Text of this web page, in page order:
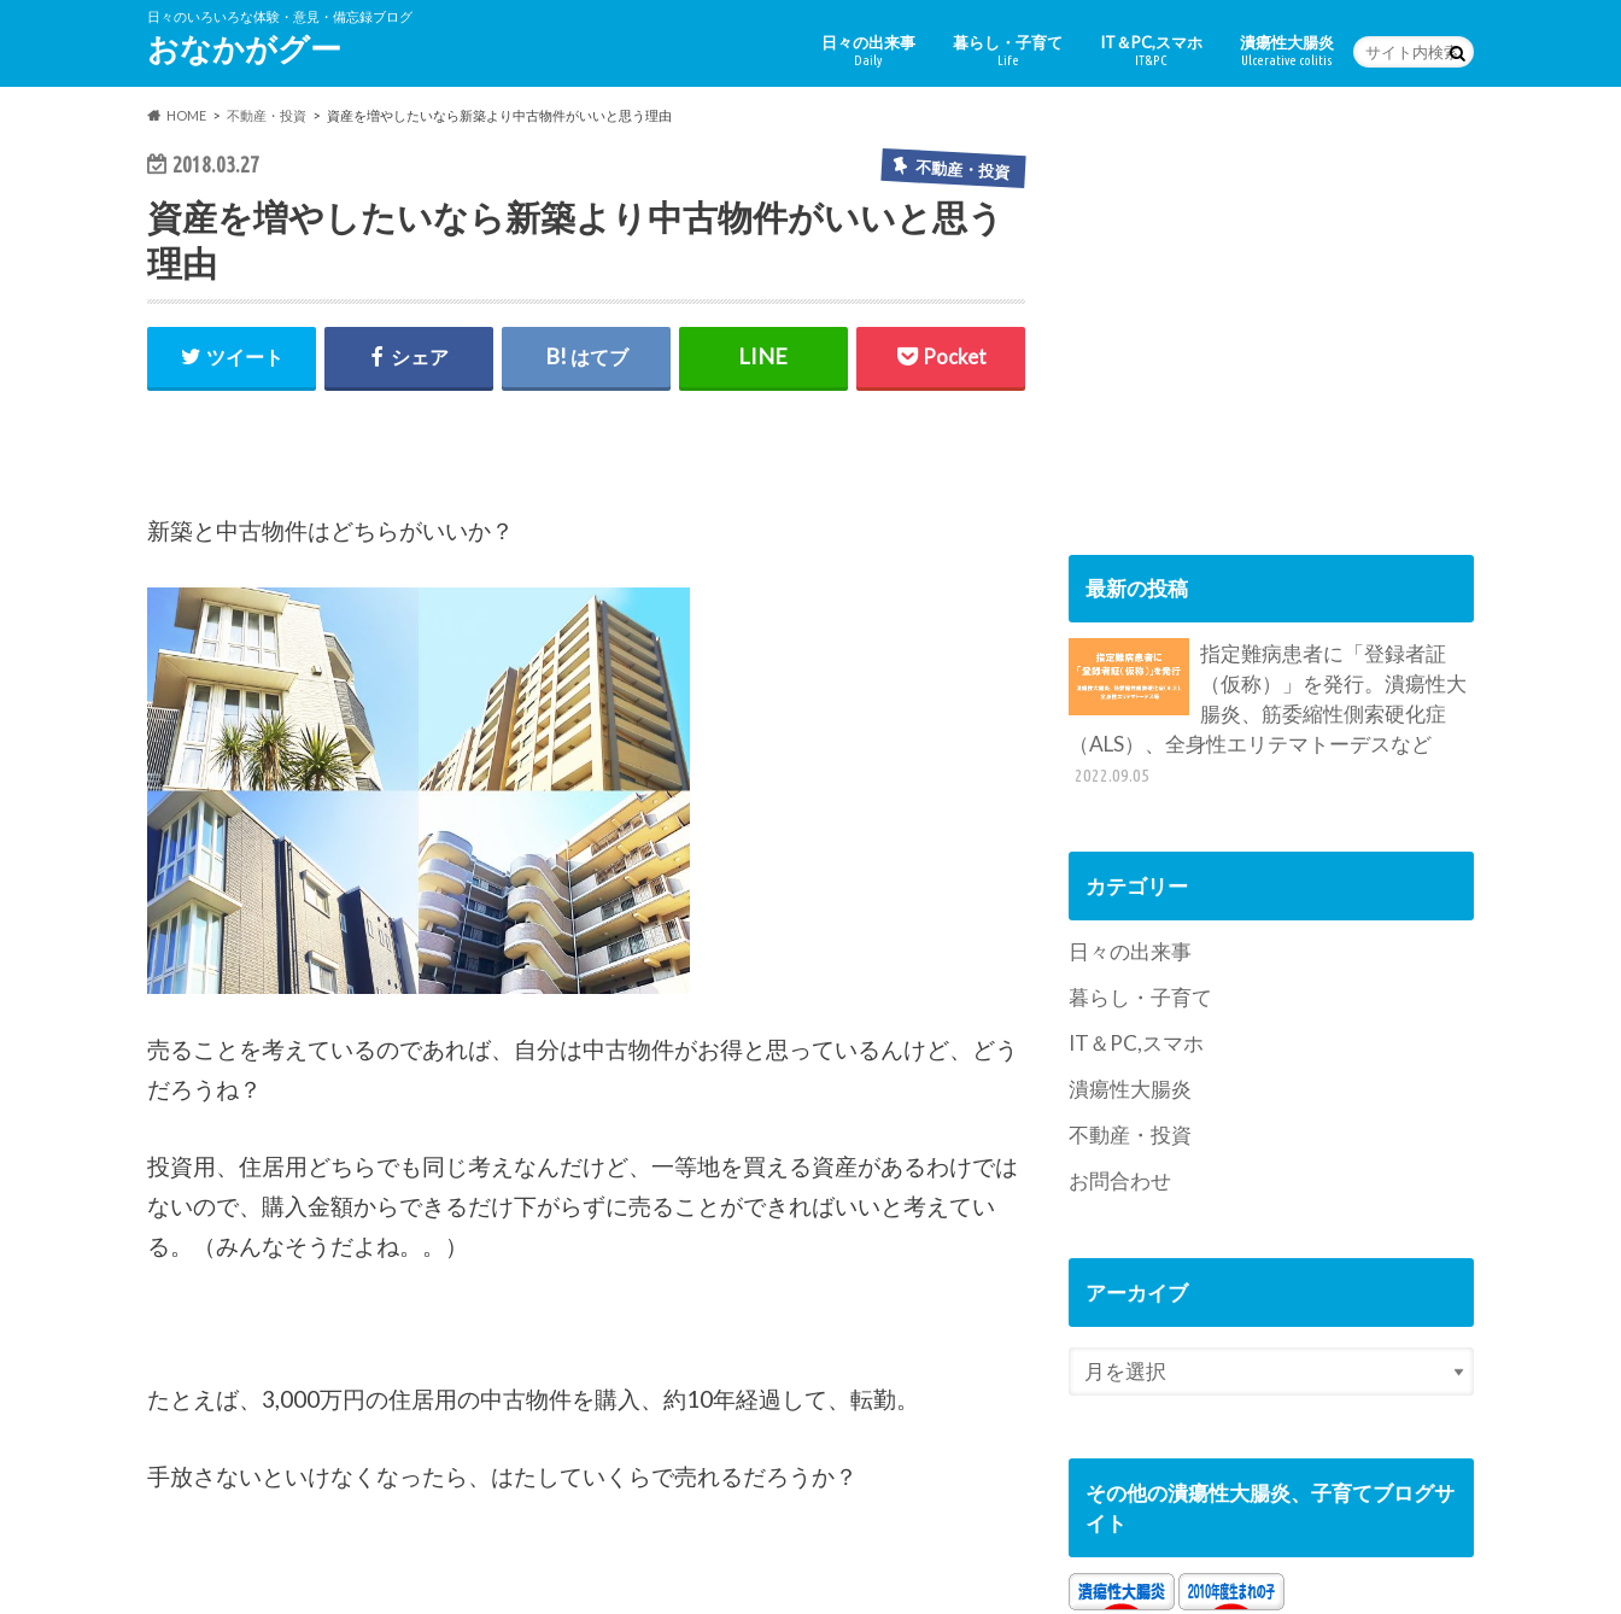
日々のいろいろな体験・意見・備忘録ブログ
おなかがグー 日々の出来事
Daily
暮らし・子育て
Life
IT＆PC,スマホ
IT&PC
潰瘍性大腸炎
Ulcerative colitis
HOME 不動産・投資 資産を増やしたいなら新築より中古物件がいいと思う理由
2018.03.27 不動産・投資
資産を増やしたいなら新築より中古物件がいいと思う
理由
ツイート シェア はてブ Pocket
新築と中古物件はどちらがいいか？
売ることを考えているのであれば、自分は中古物件がお得と思っているんけど、どう
だろうね？
投資用、住居用どちらでも同じ考えなんだけど、一等地を買える資産があるわけでは
ないので、購入金額からできるだけ下がらずに売ることができればいいと考えてい
る。（みんなそうだよね。。）
たとえば、3,000万円の住居用の中古物件を購入、約10年経過して、転勤。
手放さないといけなくなったら、はたしていくらで売れるだろうか？
最新の投稿
指定難病患者に「登録者証
（仮称）」を発行。潰瘍性大
腸炎、筋委縮性側索硬化症
（ALS）、全身性エリテマトーデスなど
2022.09.05
カテゴリー
日々の出来事
暮らし・子育て
IT＆PC,スマホ
潰瘍性大腸炎
不動産・投資
お問合わせ
アーカイブ
その他の潰瘍性大腸炎、子育てブログサ
イト